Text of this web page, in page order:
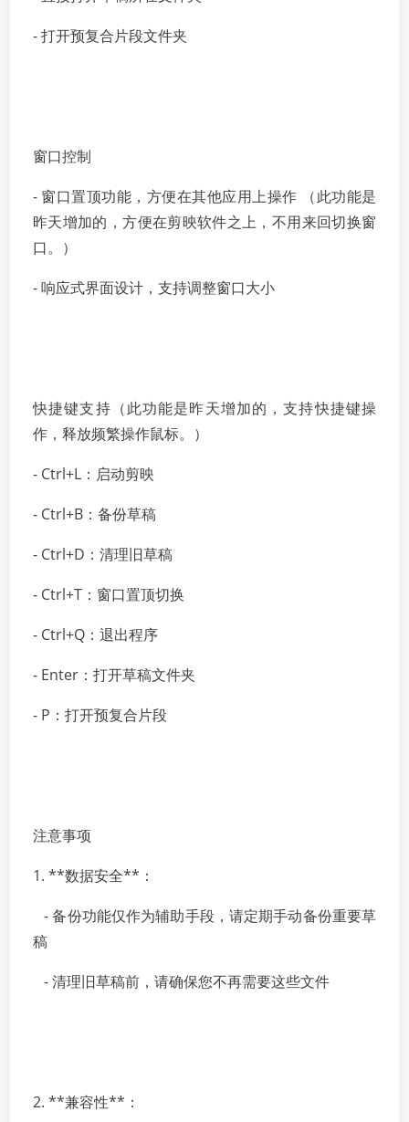
- 打开预复合片段文件夹
窗口控制
- 窗口置顶功能，方便在其他应用上操作 （此功能是
昨天增加的，方便在剪映软件之上，不用来回切换窗
口。）
- 响应式界面设计，支持调整窗口大小
快捷键支持（此功能是昨天增加的，支持快捷键操
作，释放频繁操作鼠标。）
- Ctrl+L：启动剪映
- Ctrl+B：备份草稿
- Ctrl+D：清理旧草稿
- Ctrl+T：窗口置顶切换
- Ctrl+Q：退出程序
- Enter：打开草稿文件夹
- P：打开预复合片段
注意事项
1. **数据安全**：
- 备份功能仅作为辅助手段，请定期手动备份重要草
稿
- 清理旧草稿前，请确保您不再需要这些文件
2. **兼容性**：